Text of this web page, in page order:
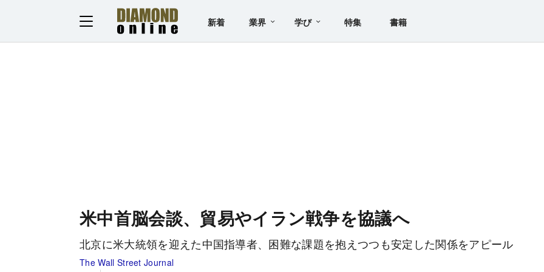
新着 業界 学び 特集 書籍
米中首脳会談、貿易やイラン戦争を協議へ
北京に米大統領を迎えた中国指導者、困難な課題を抱えつつも安定した関係をアピール
The Wall Street Journal